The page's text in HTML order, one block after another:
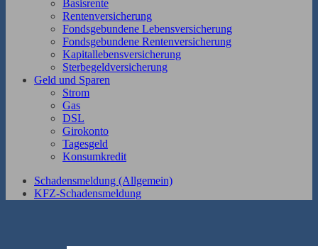
Basisrente
Rentenversicherung
Fondsgebundene Lebensversicherung
Fondsgebundene Rentenversicherung
Kapitallebensversicherung
Sterbegeldversicherung
Geld und Sparen
Strom
Gas
DSL
Girokonto
Tagesgeld
Konsumkredit
Schadensmeldung (Allgemein)
KFZ-Schadensmeldung